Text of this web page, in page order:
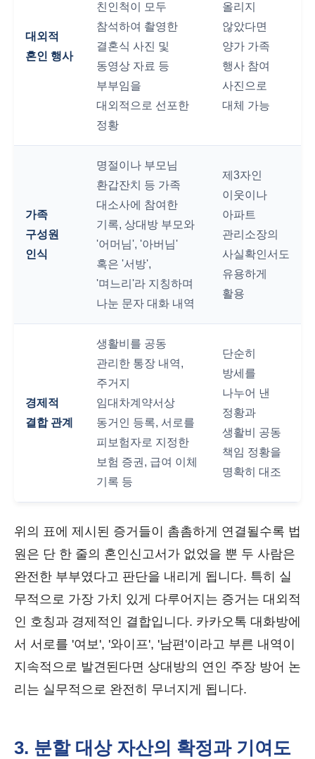
대외적
혼인 행사
친인척이 모두
참석하여 촬영한
결혼식 사진 및
동영상 자료 등
부부임을
대외적으로 선포한
정황
올리지
않았다면
양가 가족
행사 참여
사진으로
대체 가능
가족
구성원
인식
명절이나 부모님
환갑잔치 등 가족
대소사에 참여한
기록, 상대방 부모와
'어머님', '아버님'
혹은 '서방',
'며느리'라 지칭하며
나눈 문자 대화 내역
제3자인
이웃이나
아파트
관리소장의
사실확인서도
유용하게
활용
경제적
결합 관계
생활비를 공동
관리한 통장 내역,
주거지
임대차계약서상
동거인 등록, 서로를
피보험자로 지정한
보험 증권, 급여 이체
기록 등
단순히
방세를
나누어 낸
정황과
생활비 공동
책임 정황을
명확히 대조
위의 표에 제시된 증거들이 촘촘하게 연결될수록 법
원은 단 한 줄의 혼인신고서가 없었을 뿐 두 사람은
완전한 부부였다고 판단을 내리게 됩니다. 특히 실
무적으로 가장 가치 있게 다루어지는 증거는 대외적
인 호칭과 경제적인 결합입니다. 카카오톡 대화방에
서 서로를 '여보', '와이프', '남편'이라고 부른 내역이
지속적으로 발견된다면 상대방의 연인 주장 방어 논
리는 실무적으로 완전히 무너지게 됩니다.
3. 분할 대상 자산의 확정과 기여도